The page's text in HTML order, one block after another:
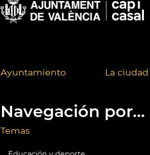
Ayuntamiento La ciudad
Navegación por...
Temas